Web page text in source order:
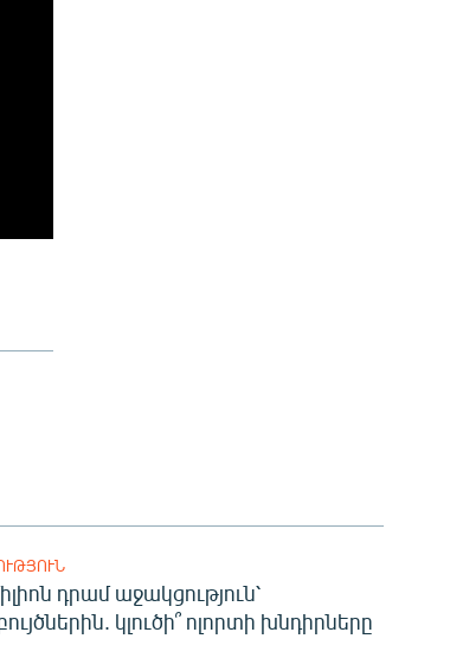
դրամ աջակցություն՝
կլուծի՞ ոլորտի խնդիրները